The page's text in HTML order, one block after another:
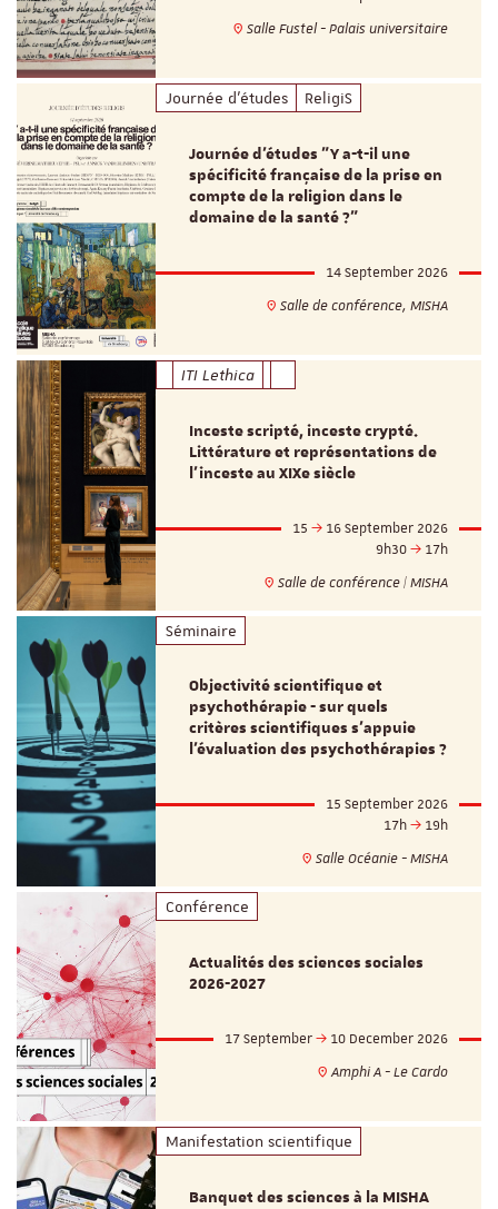
Salle Fustel - Palais universitaire
Journée d'études ReligiS
Journée d’études "Y a-t-il une
spécificité française de la prise en
compte de la religion dans le
domaine de la santé ?"
14 September 2026
Salle de conférence, MISHA
ITI Lethica
Inceste scripté, inceste crypté.
Littérature et représentations de
l’inceste au XIXe siècle
15
16 September 2026
9h30
17h
Salle de conférence | MISHA
Séminaire
Objectivité scientifique et
psychothérapie - sur quels
critères scientifiques s'appuie
l'évaluation des psychothérapies ?
15 September 2026
17h
19h
Salle Océanie - MISHA
Conférence
Actualités des sciences sociales
2026-2027
17 September
10 December 2026
Amphi A - Le Cardo
Manifestation scientifique
Banquet des sciences à la MISHA